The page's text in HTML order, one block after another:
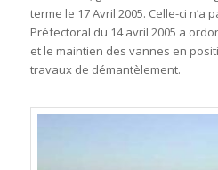
terme le 17 Avril 2005. Celle-ci n’a
Préfectoral du 14 avril 2005 a
et le maintien des vannes en
travaux de démantèlement.